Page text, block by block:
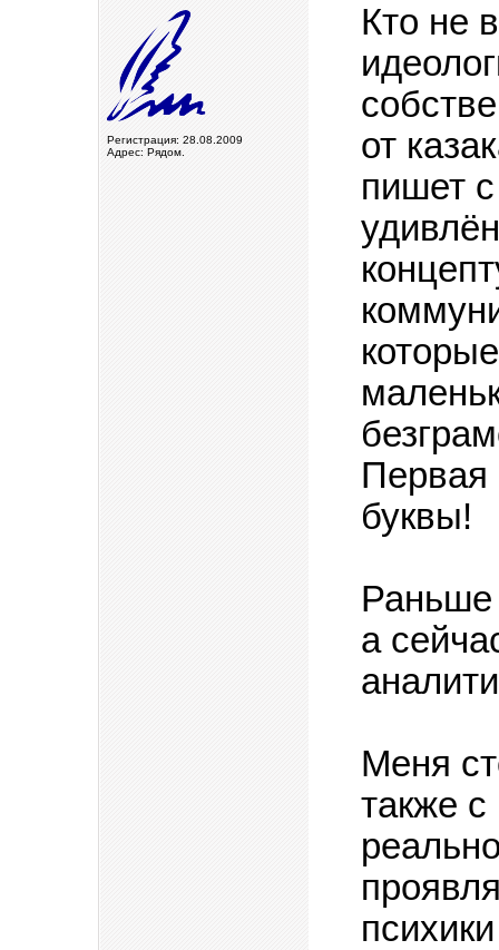
Регистрация: 28.08.2009
Адрес: Рядом.
Кто не
от
пишет
Первая
буквы!
Раньше
а
Меня
также с